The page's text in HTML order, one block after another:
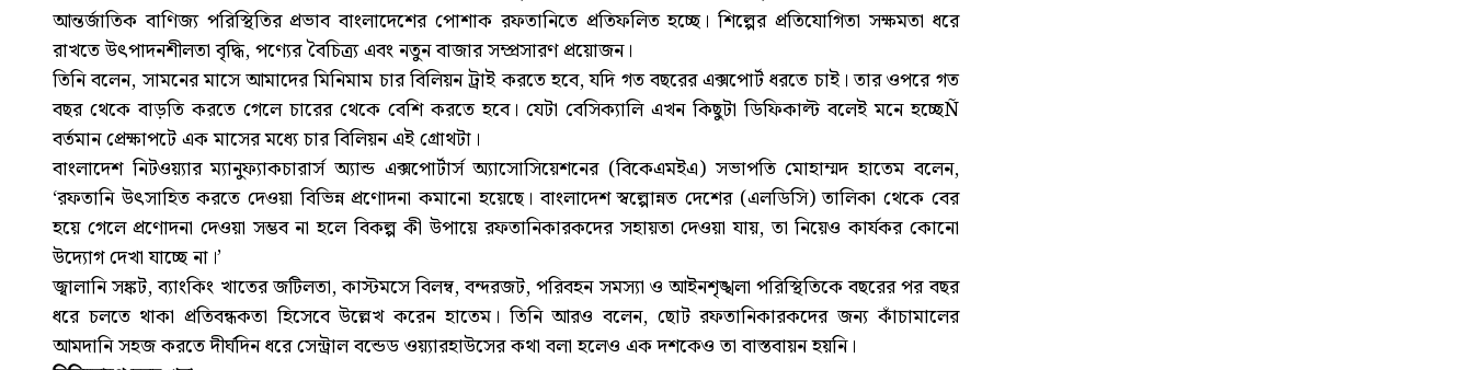
আন্তর্জাতিক বাণিজ্য পরিস্থিতির প্রভাব বাংলাদেশের পোশাক রফতানিতে প্রতিফলিত হচ্ছে। শিল্পের প্রতিযোগিতা সক্ষমতা ধরে
রাখতে উৎপাদনশীলতা বৃদ্ধি, পণ্যের বৈচিত্র্য এবং নতুন বাজার সম্প্রসারণ প্রয়োজন।
তিনি বলেন, সামনের মাসে আমাদের মিনিমাম চার বিলিয়ন ট্রাই করতে হবে, যদি গত বছরের এক্সপোর্ট ধরতে চাই। তার ওপরে গত
বছর থেকে বাড়তি করতে গেলে চারের থেকে বেশি করতে হবে। যেটা বেসিক্যালি এখন কিছুটা ডিফিকাল্ট বলেই মনে হচ্ছেÑ
বর্তমান প্রেক্ষাপটে এক মাসের মধ্যে চার বিলিয়ন এই গ্রোথটা।
বাংলাদেশ নিটওয়্যার ম্যানুফ্যাকচারার্স অ্যান্ড এক্সপোর্টার্স অ্যাসোসিয়েশনের (বিকেএমইএ) সভাপতি মোহাম্মদ হাতেম বলেন,
‘রফতানি উৎসাহিত করতে দেওয়া বিভিন্ন প্রণোদনা কমানো হয়েছে। বাংলাদেশ স্বল্পোন্নত দেশের (এলডিসি) তালিকা থেকে বের
হয়ে গেলে প্রণোদনা দেওয়া সম্ভব না হলে বিকল্প কী উপায়ে রফতানিকারকদের সহায়তা দেওয়া যায়, তা নিয়েও কার্যকর কোনো
উদ্যোগ দেখা যাচ্ছে না।’
জ্বালানি সঙ্কট, ব্যাংকিং খাতের জটিলতা, কাস্টমসে বিলম্ব, বন্দরজট, পরিবহন সমস্যা ও আইনশৃঙ্খলা পরিস্থিতিকে বছরের পর বছর
ধরে চলতে থাকা প্রতিবন্ধকতা হিসেবে উল্লেখ করেন হাতেম। তিনি আরও বলেন, ছোট রফতানিকারকদের জন্য কাঁচামালের
আমদানি সহজ করতে দীর্ঘদিন ধরে সেন্ট্রাল বন্ডেড ওয়্যারহাউসের কথা বলা হলেও এক দশকেও তা বাস্তবায়ন হয়নি।